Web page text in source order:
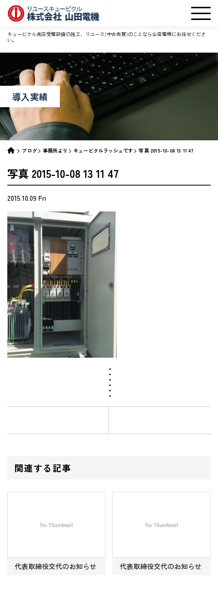
キュービクル高圧受電設備の施工、リユース(中古売買)のことなら山田電機にお任せくださ
い。
導入実績
ブログ 事務所より キュービクルラッシュです 写真 2015-10-08 13 11 47
写真 2015-10-08 13 11 47
2015.10.09 Fri
関連する記事
代表取締役交代のお知らせ 代表取締役交代のお知らせ